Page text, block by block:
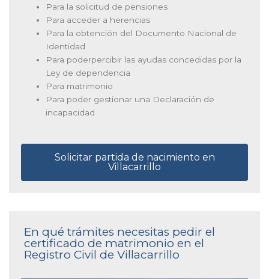
Para la solicitud de pensiones
Para acceder a herencias
Para la obtención del Documento Nacional de
Identidad
Para poderpercibir las ayudas concedidas por la
Ley de dependencia
Para matrimonio
Para poder gestionar una Declaración de
incapacidad
Solicitar partida de nacimiento en
Villacarrillo
En qué trámites necesitas pedir el
certificado de matrimonio en el
Registro Civil de Villacarrillo